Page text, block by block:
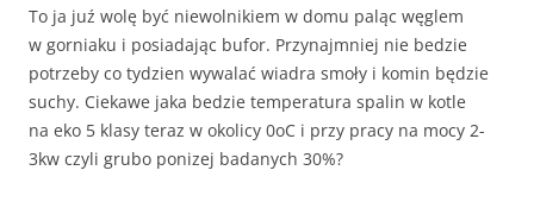
To ja juź wolę być niewolnikiem w domu paląc węglem
w gorniaku i posiadając bufor. Przynajmniej nie bedzie
potrzeby co tydzien wywalać wiadra smoły i komin będzie
suchy. Ciekawe jaka bedzie temperatura spalin w kotle
na eko 5 klasy teraz w okolicy 0oC i przy pracy na mocy 2-
3kw czyli grubo ponizej badanych 30%?